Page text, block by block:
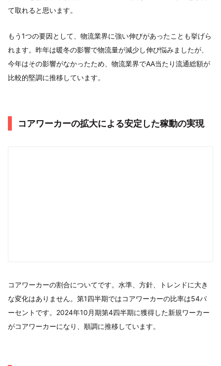
て取れると思います。
もう1つの要因として、物流業界に強い伸びがあったことも挙げら
れます。昨年は暖冬の影響で物流量が減少し伸び悩みましたが、
今年はその影響がなかったため、物流業界でAA当たり流通総額が
比較的堅調に推移しています。
コアワーカーの拡大による安定した稼動の実現
コアワーカーの割合についてです。水準、方針、トレンドに大き
な変化はありません。第1四半期ではコアワーカーの比率は54パ
ーセントです。2024年10月期第4四半期に獲得した新規ワーカー
がコアワーカーになり、順調に推移しています。